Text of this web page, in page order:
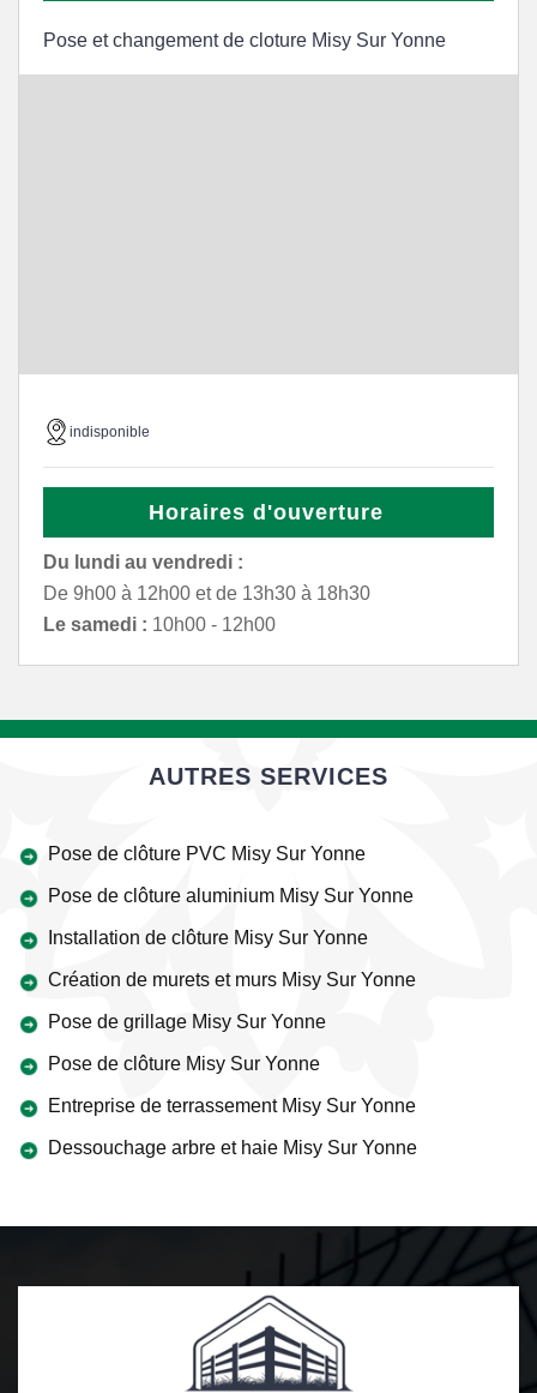
Pose et changement de cloture Misy Sur Yonne
indisponible
Horaires d'ouverture
Du lundi au vendredi :
De 9h00 à 12h00 et de 13h30 à 18h30
Le samedi : 10h00 - 12h00
AUTRES SERVICES
Pose de clôture PVC Misy Sur Yonne
Pose de clôture aluminium Misy Sur Yonne
Installation de clôture Misy Sur Yonne
Création de murets et murs Misy Sur Yonne
Pose de grillage Misy Sur Yonne
Pose de clôture Misy Sur Yonne
Entreprise de terrassement Misy Sur Yonne
Dessouchage arbre et haie Misy Sur Yonne